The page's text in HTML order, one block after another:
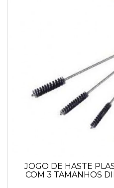
JOGO DE HASTE
COM 3 TAMANHOS